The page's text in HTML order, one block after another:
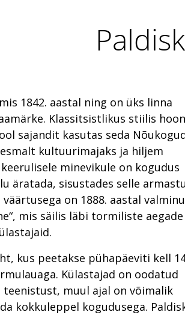
1842. aastal ning on üks linna
Klassitsistlikus stiilis
sajandit kasutas seda
kultuurimajaks ja hiljem
minevikule on kogudus
äratada, sisustades selle
on 1888. aastal
mis säilis läbi tormiliste aegade
kus peetakse pühapäeviti kell
Külastajad on oodatud
teenistust, muul ajal on võimalik
kokkuleppel kogudusega.